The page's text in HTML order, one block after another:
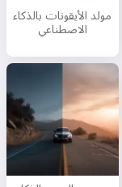
مولد الأيقونات بالذكاء
الاصطناعي